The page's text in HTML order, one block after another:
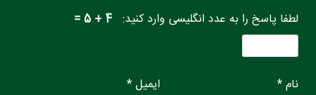
لطفا پاسخ را به عدد انگلیسی وارد کنید: 4 + 5 =
نام * ایمیل *